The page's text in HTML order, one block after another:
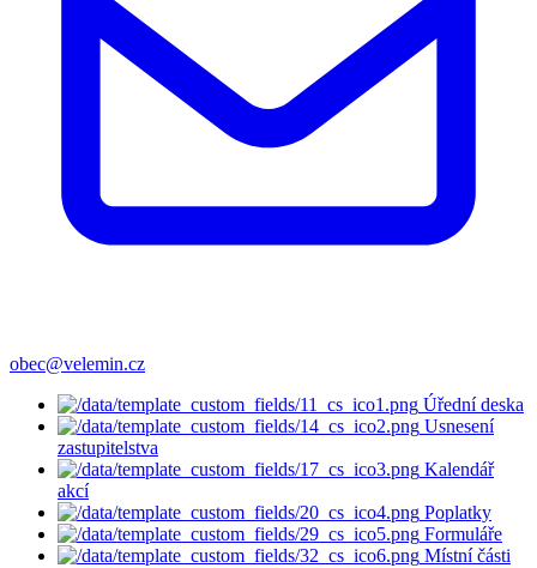
obec@velemin.cz
Úřední deska
Usnesení
zastupitelstva
Kalendář
akcí
Poplatky
Formuláře
Místní části